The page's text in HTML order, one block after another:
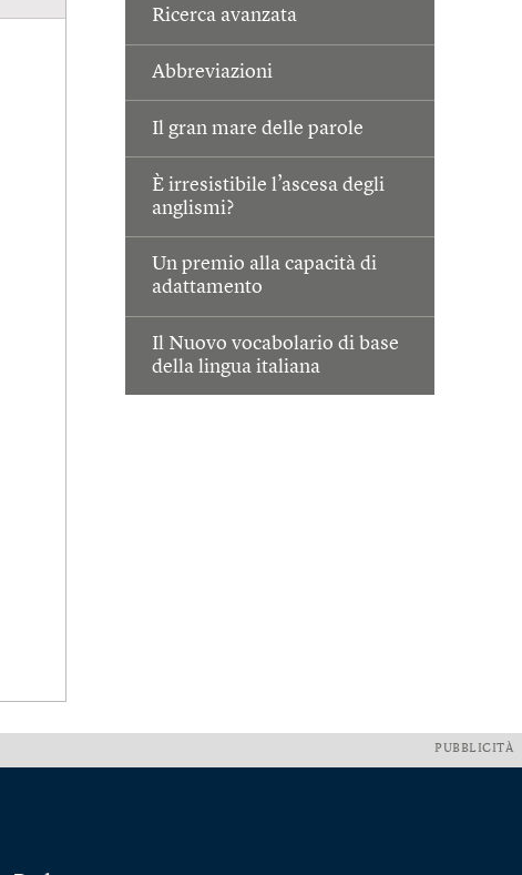
Ricerca avanzata
Abbreviazioni
Il gran mare delle parole
È irresistibile l’ascesa degli
anglismi?
Un premio alla capacità di
adattamento
Il Nuovo vocabolario di base
della lingua italiana
PUBBLICITÀ